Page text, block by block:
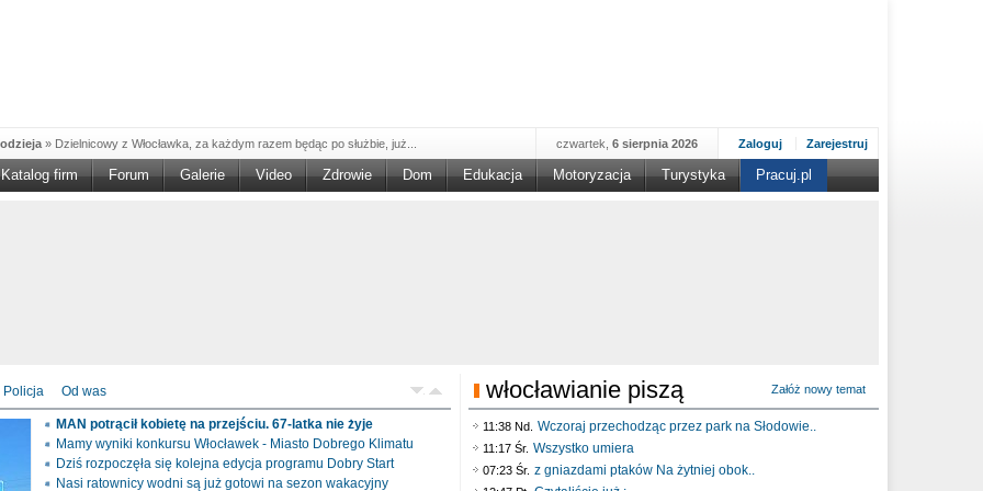
» Dzielnicowy z Włocławka, za każdym razem będąc po służbie, już...
w NGO'»Ruszył nabór w konkursie „Wsparcie Organizacji Wolontariatu w NGO –
» Od czerwca rozpoczął się nowy okres świadczeniowy 800 plus, który
» Policjanci ruchu drogowego przeprowadzili na drogach Włocławka i
Zaloguj Zarejestruj
czwartek, 6 sierpnia 2026
Katalog firm Forum Galerie Video Zdrowie Dom Edukacja Motoryzacja Turystyka Pracuj.pl
Policja Od was
MAN potrącił kobietę na przejściu. 67-latka nie żyje
Mamy wyniki konkursu Włocławek - Miasto Dobrego Klimatu
Dziś rozpoczęła się kolejna edycja programu Dobry Start
Nasi ratownicy wodni są już gotowi na sezon wakacyjny
włocławianie piszą Załóż nowy temat
11:38 Nd. Wczoraj przechodząc przez park na Słodowie..
11:17 Śr. Wszystko umiera
07:23 Śr. z gniazdami ptaków Na żytniej obok..